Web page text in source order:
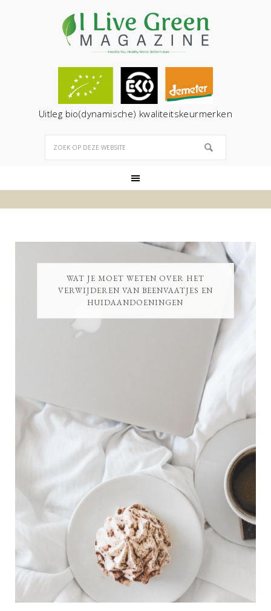
Uitleg bio(dynamische) kwaliteitskeurmerken
WAT JE MOET WETEN OVER HET
VERWIJDEREN VAN BEENVAATJES EN
HUIDAANDOENINGEN